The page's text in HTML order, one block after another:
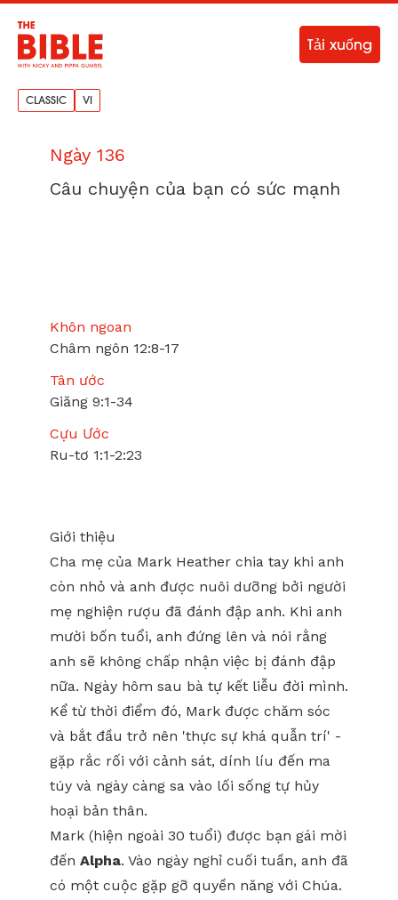
CLASSIC VI
Tải xuống
Ngày 136
Câu chuyện của bạn có sức mạnh
Khôn ngoan
Châm ngôn 12:8-17
Tân ước
Giăng 9:1-34
Cựu Ước
Ru-tơ 1:1-2:23
Giới thiệu
Cha mẹ của Mark Heather chia tay khi anh
còn nhỏ và anh được nuôi dưỡng bởi người
mẹ nghiện rượu đã đánh đập anh. Khi anh
mười bốn tuổi, anh đứng lên và nói rằng
anh sẽ không chấp nhận việc bị đánh đập
nữa. Ngày hôm sau bà tự kết liễu đời mình.
Kể từ thời điểm đó, Mark được chăm sóc
và bắt đầu trở nên 'thực sự khá quẫn trí' -
gặp rắc rối với cảnh sát, dính líu đến ma
túy và ngày càng sa vào lối sống tự hủy
hoại bản thân.
Mark (hiện ngoài 30 tuổi) được bạn gái mời
đến Alpha. Vào ngày nghỉ cuối tuần, anh đã
có một cuộc gặp gỡ quyền năng với Chúa.